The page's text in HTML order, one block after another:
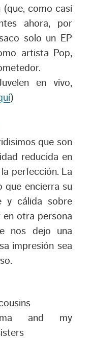
(que, como casi
ahora, por
solo un EP
artista Pop,
en vivo,
)
que son
reducida en
perfección. La
que encierra su
y cálida sobre
en otra persona
nos dejo una
impresión sea
and my